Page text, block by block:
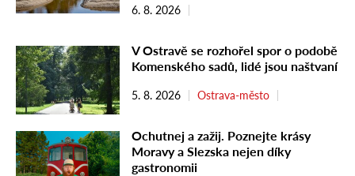
6. 8. 2026
V Ostravě se rozhořel spor o podobě
Komenského sadů, lidé jsou naštvaní
5. 8. 2026 Ostrava-město
Ochutnej a zažij. Poznejte krásy
Moravy a Slezska nejen díky
gastronomii